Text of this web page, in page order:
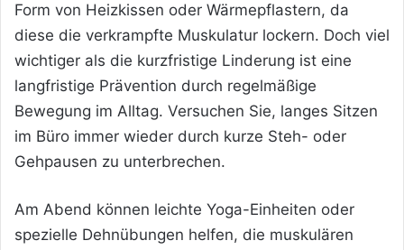
Form von Heizkissen oder Wärmepflastern, da
diese die verkrampfte Muskulatur lockern. Doch viel
wichtiger als die kurzfristige Linderung ist eine
langfristige Prävention durch regelmäßige
Bewegung im Alltag. Versuchen Sie, langes Sitzen
im Büro immer wieder durch kurze Steh- oder
Gehpausen zu unterbrechen.
Am Abend können leichte Yoga-Einheiten oder
spezielle Dehnübungen helfen, die muskulären